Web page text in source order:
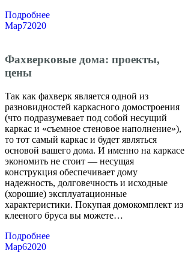
Подробнее
Мар72020
Фахверковые дома: проекты,
цены
Так как фахверк является одной из
разновидностей каркасного домостроения
(что подразумевает под собой несущий
каркас и «съемное стеновое наполнение»),
то тот самый каркас и будет являться
основой вашего дома. И именно на каркасе
экономить не стоит — несущая
конструкция обеспечивает дому
надежность, долговечность и исходные
(хорошие) эксплуатационные
характеристики. Покупая домокомплект из
клееного бруса вы можете…
Подробнее
Мар62020